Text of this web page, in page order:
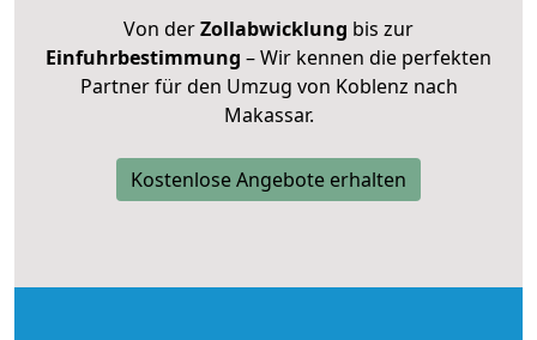
Von derZollabwicklung bis zur
Einfuhrbestimmung – Wir kennen die perfekten
Partner für den Umzug von Koblenz nach
Makassar.
Kostenlose Angebote erhalten